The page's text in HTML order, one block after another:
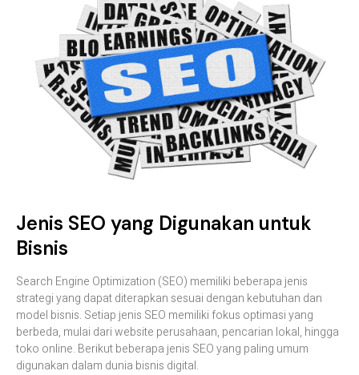
Jenis SEO yang Digunakan untuk
Bisnis
Search Engine Optimization (SEO) memiliki beberapa jenis
strategiyang dapatditerapkan sesuai dengan kebutuhan dan
model bisnis. Setiap jenis SEO memiliki fokus optimasiyang
berbeda, mulai dariwebsite perusahaan, pencarian lokal, hingga
toko online. Berikutbeberapa jenis SEOyang paling umum
digunakan dalam dunia bisnis digital.